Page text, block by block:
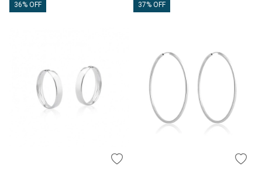
36% OFF 37% OFF